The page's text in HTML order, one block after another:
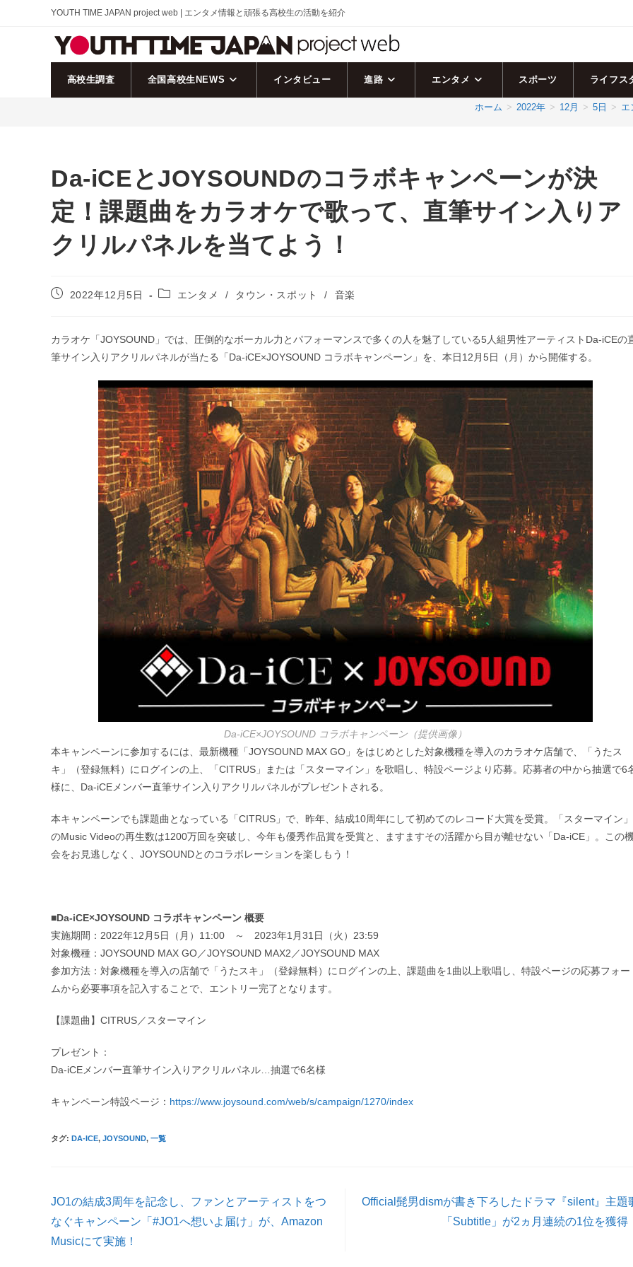
YOUTH TIME JAPAN project web | エンタメ情報と頑張る高校生の活動を紹介
高校生調査 全国高校生NEWS インタビュー 進路 エンタメ スポーツ ライフス
ホーム > 2022年 > 12月 > 5日 > エ
Da-iCEとJOYSOUNDのコラボキャンペーンが決
定！課題曲をカラオケで歌って、直筆サイン入りア
クリルパネルを当てよう！
投
日:
2022年12月5日
投
ゴ
リ
エンタメ / タウン・スポット / 音楽
カラオケ「JOYSOUND」では、圧倒的なボーカル力とパフォーマンスで多くの人を魅了している5人組男性アーティストDa-iCEの
筆サイン入りアクリルパネルが当たる「Da-iCE×JOYSOUND コラボキャンペーン」を、本日12月5日（月）から開催する。
Da-iCE×JOYSOUND コラボキャンペーン（提供画像）
本キャンペーンに参加するには、最新機種「JOYSOUND MAX GO」をはじめとした対象機種を導入のカラオケ店舗で、「うたス
キ」（登録無料）にログインの上、「CITRUS」または「スターマイン」を歌唱し、特設ページより応募。応募者の中から抽選で6
様に、Da-iCEメンバー直筆サイン入りアクリルパネルがプレゼントされる。
本キャンペーンでも課題曲となっている「CITRUS」で、昨年、結成10周年にして初めてのレコード大賞を受賞。「スターマイン」
のMusic Videoの再生数は1200万回を突破し、今年も優秀作品賞を受賞と、ますますその活躍から目が離せない「Da-iCE」。この
会をお見逃しなく、JOYSOUNDとのコラボレーションを楽しもう！
■Da-iCE×JOYSOUND コラボキャンペーン 概要
実施期間：2022年12月5日（月）11:00 ～ 2023年1月31日（火）23:59
対象機種：JOYSOUND MAX GO／JOYSOUND MAX2／JOYSOUND MAX
参加方法：対象機種を導入の店舗で「うたスキ」（登録無料）にログインの上、課題曲を1曲以上歌唱し、特設ページの応募フォー
ムから必要事項を記入することで、エントリー完了となります。
【課題曲】CITRUS／スターマイン
プレゼント：
Da-iCEメンバー直筆サイン入りアクリルパネル…抽選で6名様
キャンペーン特設ページ： https://www.joysound.com/web/s/campaign/1270/index
タグ: DA-ICE, JOYSOUND, 一覧
の
他
の
記
JO1の結成3周年を記念し、ファンとアーティストをつ
なぐキャンペーン「#JO1へ想いよ届け」が、Amazon
Musicにて実施！
Official髭男dismが書き下ろしたドラマ『silent』主題
「Subtitle」が2ヵ月連続の1位を獲得